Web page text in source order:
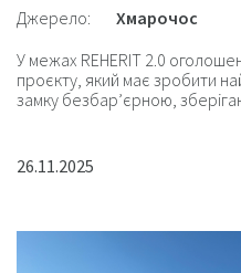
Джерело:
Хмарочос
У межах REHERIT 2.0
проєкту, який має зробити
замку безбарʼєрною,
26.11.2025